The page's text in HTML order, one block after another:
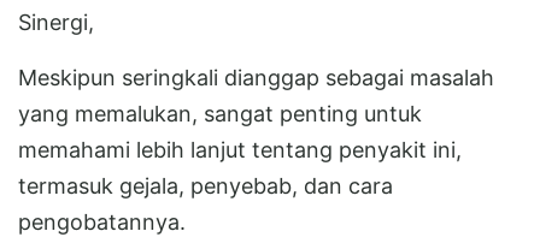
Sinergi,
Meskipun seringkali dianggap sebagai masalah
yang memalukan, sangat penting untuk
memahami lebih lanjut tentang penyakit ini,
termasuk gejala, penyebab, dan cara
pengobatannya.